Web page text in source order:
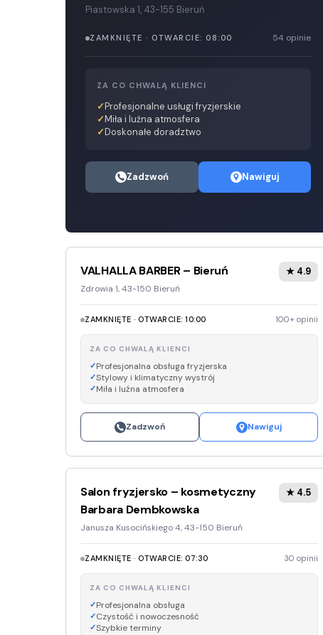
Piastowska 1, 43-155 Bieruń
ZAMKNIĘTE · OTWARCIE: 08:00 54 opinie
ZA CO CHWALĄ KLIENCI
Profesjonalne usługi fryzjerskie
Miła i luźna atmosfera
Doskonałe doradztwo
Zadzwoń Nawiguj
VALHALLA BARBER – Bieruń
Zdrowia 1, 43-150 Bieruń
★ 4.9
ZAMKNIĘTE · OTWARCIE: 10:00 100+ opinii
ZA CO CHWALĄ KLIENCI
Profesjonalna obsługa fryzjerska
Stylowy i klimatyczny wystrój
Miła i luźna atmosfera
Zadzwoń Nawiguj
Salon fryzjersko – kosmetyczny
Barbara Dembkowska
Janusza Kusocińskiego 4, 43-150 Bieruń
★ 4.5
ZAMKNIĘTE · OTWARCIE: 07:30 30 opinii
ZA CO CHWALĄ KLIENCI
Profesjonalna obsługa
Czystość i nowoczesność
Szybkie terminy